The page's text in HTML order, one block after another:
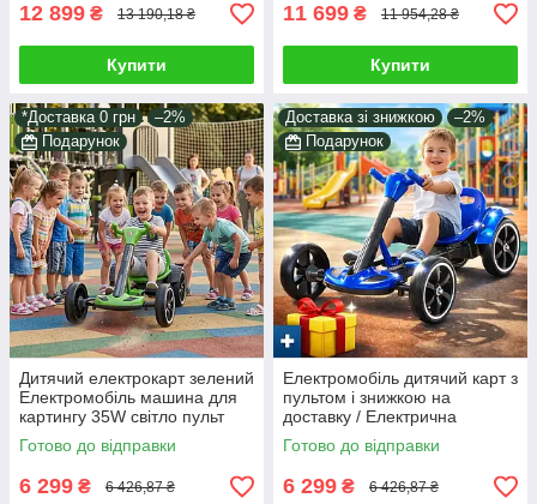
12 899 ₴ 13 190,18 ₴
Купити
11 699 ₴ 11 954,28 ₴
Купити
*Доставка 0 грн
–2%
Подарунок
Дитячий електрокарт зелений
Електромобіль машина для
картингу 35W світло пульт
керування в комплекті
подарунок
Готово до відправки
6 299 ₴ 6 426,87 ₴
Доставка зі знижкою
–2%
Подарунок
Електромобіль дитячий карт з
пультом і знижкою на
доставку / Електрична
машинка-каталка Синій 35W
EVA світло музика
Готово до відправки
6 299 ₴ 6 426,87 ₴